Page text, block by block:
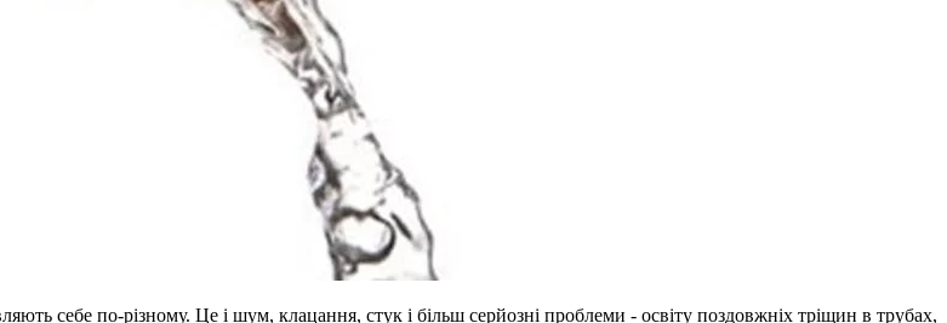
себе по-різному. Це і шум, клацання, стук і більш серйозні проблеми - освіту поздовжніх тріщин в трубах,